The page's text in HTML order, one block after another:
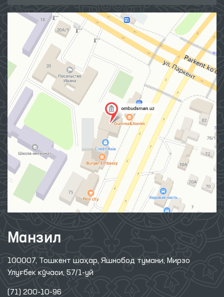
Манзил
100007, Тошкент шаҳар, Яшнобод тумани, Мирзо
Улуғбек кўчаси, 57/1-уй
(71) 200-10-96